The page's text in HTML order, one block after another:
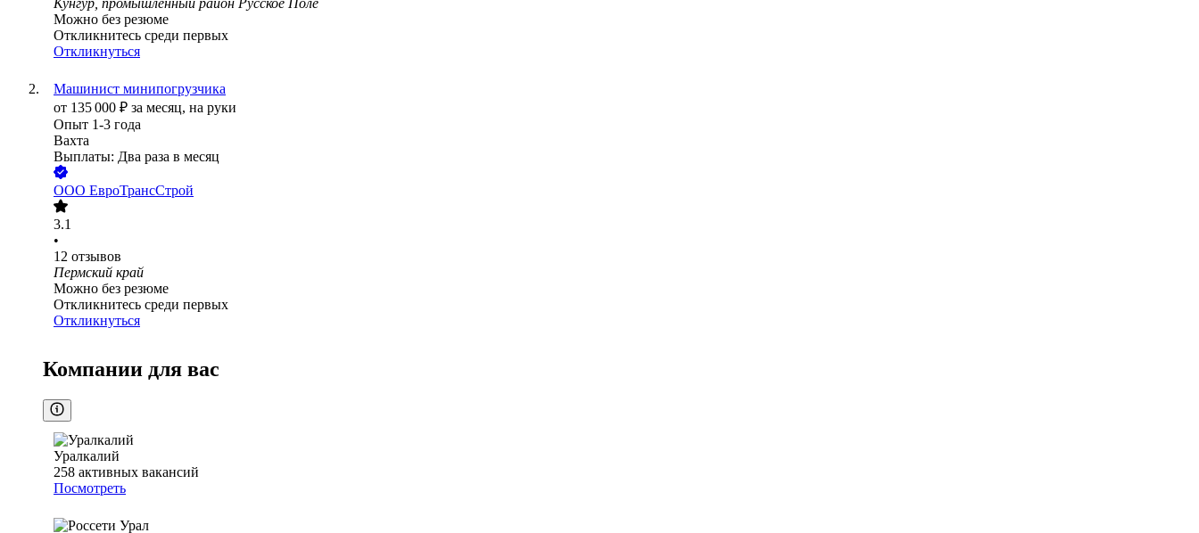
Кунгур, промышленный район Русское Поле
Можно без резюме
Откликнитесь среди первых
Откликнуться
Машинист минипогрузчика
от 135 000 ₽ за месяц, на руки
Опыт 1-3 года
Вахта
Выплаты: Два раза в месяц
ООО ЕвроТрансСтрой
3.1
•
12 отзывов
Пермский край
Можно без резюме
Откликнитесь среди первых
Откликнуться
Компании для вас
Уралкалий
258 активных вакансий
Посмотреть